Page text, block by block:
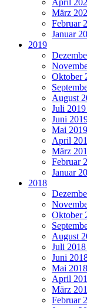
März
Februar
Januar
2019
Oktober
August
Juli
Juni
Mai
April
März
Februar
Januar
2018
Oktober
August
Juli
Juni
Mai
April
März
Februar